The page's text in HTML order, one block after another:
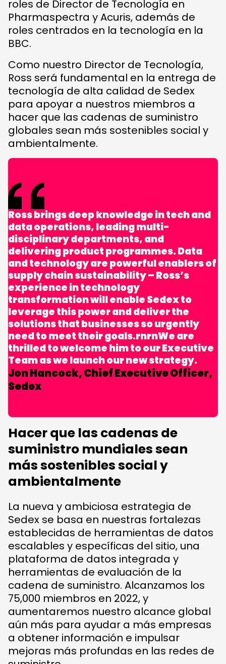
roles de Director de Tecnología en
Pharmaspectra y Acuris, además de
roles centrados en la tecnología en la
BBC.
Como nuestro Director de Tecnología,
Ross será fundamental en la entrega de
tecnología de alta calidad de Sedex
para apoyar a nuestros miembros a
hacer que las cadenas de suministro
globales sean más sostenibles social y
ambientalmente.
Ross brings deep knowledge in tech and
data operations, leading multi-
disciplinary departments, and
delivering product programmes. Data
and technology are powerful enablers of
supply chain sustainability – Ross’s
experience in technology
transformation will enable Sedex to
leverage this power and deliver the
solutions that businesses so urgently
need to meet their goals.rnrnWe are
thrilled to welcome him to our Executive
Team as we launch our new strategy.
Jon Hancock, Chief Executive Officer,
Sedex
Hacer que las cadenas de
suministro mundiales sean
más sostenibles social y
ambientalmente
La nueva y ambiciosa estrategia de
Sedex se basa en nuestras fortalezas
establecidas de herramientas de datos
escalables y específicas del sitio, una
plataforma de datos integrada y
herramientas de evaluación de la
cadena de suministro. Alcanzamos los
75,000 miembros en 2022, y
aumentaremos nuestro alcance global
aún más para ayudar a más empresas
a obtener información e impulsar
mejoras más profundas en las redes de